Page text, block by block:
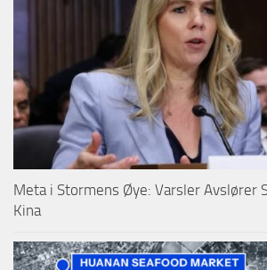
Meta i Stormens Øye: Varsler Avslører
Kina